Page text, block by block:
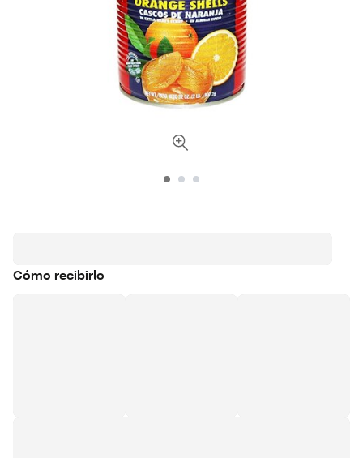
Cómo recibirlo